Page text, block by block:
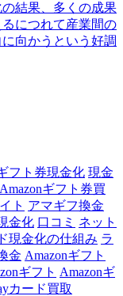
結果、多くの成果
につれて産業間の
向かうという好調
フト券現金化 現金
Amazonギフト券買
ト アマギフ換金
金化 口コミ ネット
現金化の仕組み ラ
金 Amazonギフト
ギフト Amazonギ
カード買取